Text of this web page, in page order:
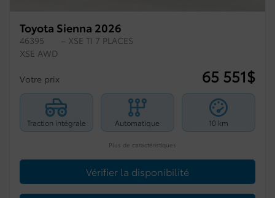
Toyota Sienna 2026
46395
– XSE TI 7 PLACES
XSE AWD
Votre prix 65 551$
Traction intégrale Automatique 10 km
Plus de caractéristiques
Vérifier la disponibilité